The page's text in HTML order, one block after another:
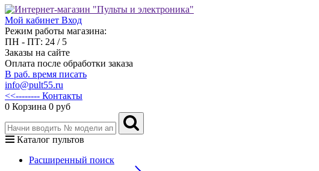
Мой кабинет Вход
Режим работы магазина:
ПН - ПТ: 24 / 5
Заказы на сайте
Оплата после обработки заказа
В раб. время писать
info@pult55.ru
<<-------- Контакты
0 Корзина 0 руб
Каталог пультов
Расширенный поиск